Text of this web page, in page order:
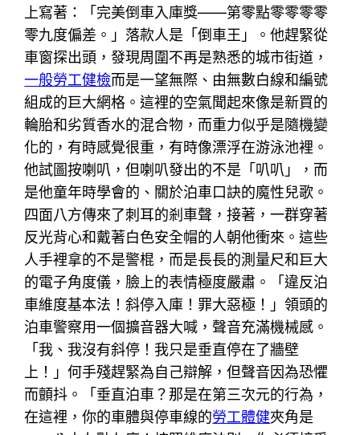
上寫著：「完美倒車入庫獎——第零點零零零零
零九度偏差。」落款人是「倒車王」。他趕緊從
車窗探出頭，發現周圍不再是熟悉的城市街道，
一般勞工健檢而是一望無際、由無數白線和編號
組成的巨大網格。這裡的空氣聞起來像是新買的
輪胎和劣質香水的混合物，而重力似乎是隨機變
化的，有時感覺很重，有時像漂浮在游泳池裡。
他試圖按喇叭，但喇叭發出的不是「叭叭」，而
是他童年時學會的、關於泊車口訣的魔性兒歌。
四面八方傳來了刺耳的剎車聲，接著，一群穿著
反光背心和戴著白色安全帽的人朝他衝來。這些
人手裡拿的不是警棍，而是長長的測量尺和巨大
的電子角度儀，臉上的表情極度嚴肅。「違反泊
車維度基本法！斜停入庫！罪大惡極！」領頭的
泊車警察用一個擴音器大喊，聲音充滿機械感。
「我、我沒有斜停！我只是垂直停在了牆壁
上！」何手殘趕緊為自己辯解，但聲音因為恐懼
而顫抖。「垂直泊車？那是在第三次元的行為，
在這裡，你的車體與停車線的勞工體健夾角是